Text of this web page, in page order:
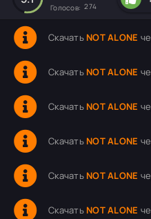
Голосов: 274
Скачать NOT ALONE
Скачать NOT ALONE
Скачать NOT ALONE
Скачать NOT ALONE
Скачать NOT ALONE
Скачать NOT ALONE